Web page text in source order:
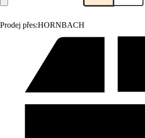
Prodej přes:HORNBACH